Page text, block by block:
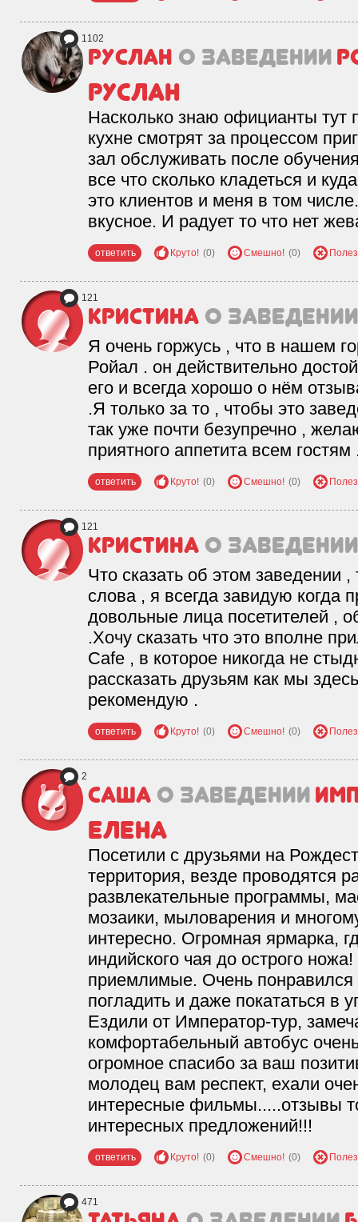
1102
Руслан о заведении
Руслан
Насколько знаю официанты тут
кухне смотрят за процессом
зал обслуживать после
все что сколько кладеться и
это клиентов и меня в том
вкусное. И радует то что нет
ответить Круто! (0) Смешно! (0)
121
Кристина о заведении
Я очень горжусь , что в нашем
Ройал . он действительно
его и всегда хорошо о нём
.Я только за то , чтобы это
так уже почти безупречно ,
приятного аппетита всем гостям
ответить Круто! (0) Смешно! (0)
121
Кристина о заведении
Что сказать об этом заведении
слова , я всегда завидую когда
довольные лица посетителей ,
.Хочу сказать что это вполне
Cafe , в которое никогда не
рассказать друзьям как мы
рекомендую .
ответить Круто! (0) Смешно! (0)
2
Саша о заведении
Елена
Посетили с друзьями на
территория, везде проводятся
развлекательные программы,
мозаики, мыловарения и
интересно. Огромная ярмарка,
индийского чая до острого
приемлимые. Очень понравился
погладить и даже покататься в
Ездили от Император-тур,
комфортабельный автобус
огромное спасибо за ваш
молодец вам респект, ехали
интересные фильмы.....отзывы
интересных предложений!!!
ответить Круто! (0) Смешно! (0)
471